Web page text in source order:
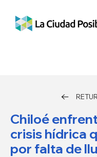
Chiloé
crisis hídrica
por falta de